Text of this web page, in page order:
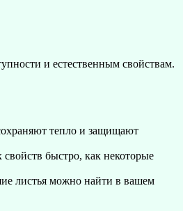
и естественным свойствам.
тепло и защищают
быстро, как некоторые
листья можно найти в вашем